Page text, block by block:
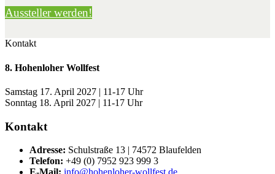
Aussteller werden!
Kontakt
8. Hohenloher Wollfest
Samstag 17. April 2027 | 11-17 Uhr
Sonntag 18. April 2027 | 11-17 Uhr
Kontakt
Adresse: Schulstraße 13 | 74572 Blaufelden
Telefon: +49 (0) 7952 923 999 3